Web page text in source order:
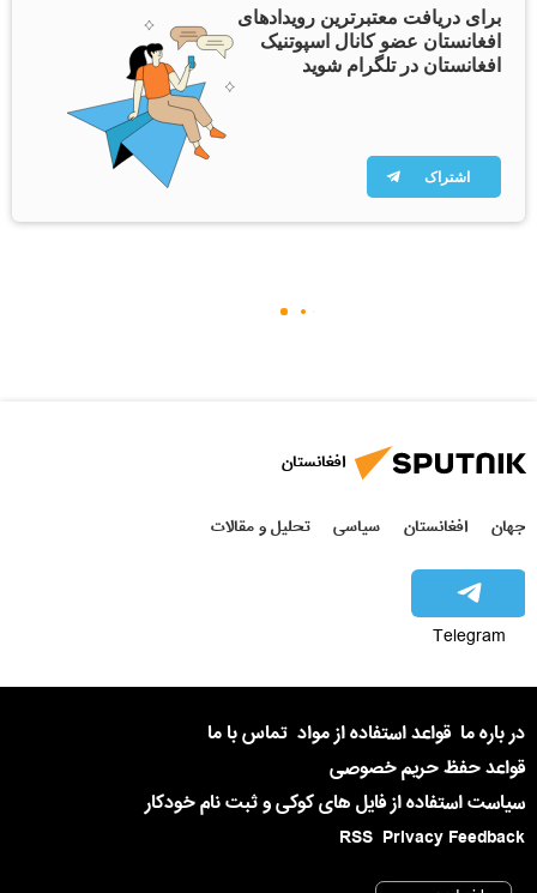
برای دریافت معتبرترین رویدادهای
افغانستان عضو کانال اسپوتنیک
افغانستان در تلگرام شوید
اشتراک
افغانستان
جهان افغانستان سیاسی تحلیل و مقالات
Telegram
در باره ما قواعد استفاده از مواد تماس با ما
قواعد حفظ حریم خصوصی
سیاست استفاده از فایل های کوکی و ثبت نام خودکار
Privacy Feedback
RSS